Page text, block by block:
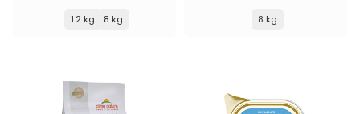
1.2 kg 8 kg 8 kg